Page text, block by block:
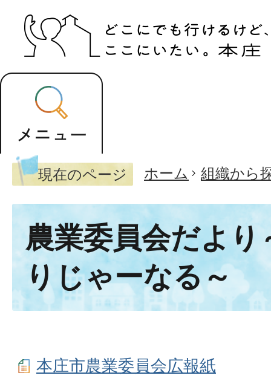
現在のページ ホーム 組織から
農業委員会だより
りじゃーなる～
本庄市農業委員会広報紙